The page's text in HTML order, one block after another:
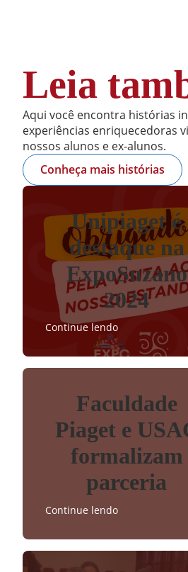
Leia
Aqui você encontra histórias
experiências enriquecedoras
nossos alunos e ex-alunos.
Conheça mais histórias
Unipiaget é
destaque na
ExpoSuzano
2024
Continue lendo
Faculdade
Piaget e
formalizam
parceria
Continue lendo